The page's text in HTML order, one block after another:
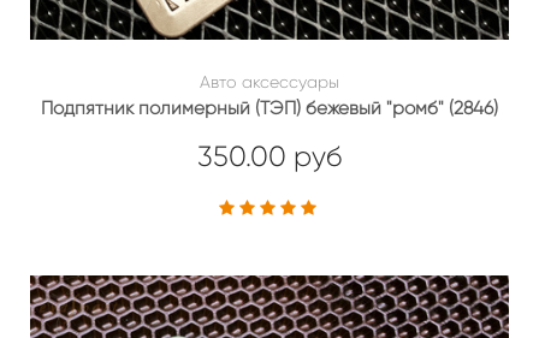
Авто аксессуары
Подпятник полимерный (ТЭП) бежевый "ромб" (2846)
350.00 руб